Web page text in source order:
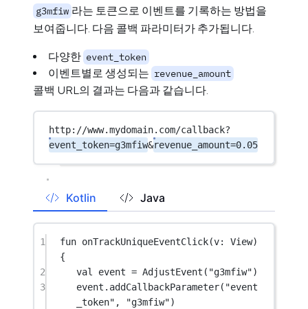
g3mfiw 라는 토큰으로 이벤트를 기록하는 방법을
보여줍니다. 다음 콜백 파라미터가 추가됩니다.
다양한 event_token
이벤트별로 생성되는 revenue_amount
콜백 URL의 결과는 다음과 같습니다.
http://www.mydomain.com/callback?
event_token=g3mfiw&revenue_amount=0.05
Kotlin Java
1 fun onTrackUniqueEventClick(v: View)
{
2
val event = AdjustEvent ( "g3mfiw")
3
event. addCallbackParameter( "event
_token" , "g3mfiw")